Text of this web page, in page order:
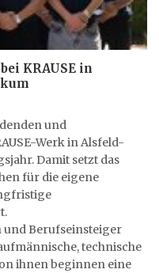
KRAUSE in
und
Werk in Alsfeld-
Damit setzt das
für die eigene
Berufseinsteiger
technische
ihnen beginnen eine